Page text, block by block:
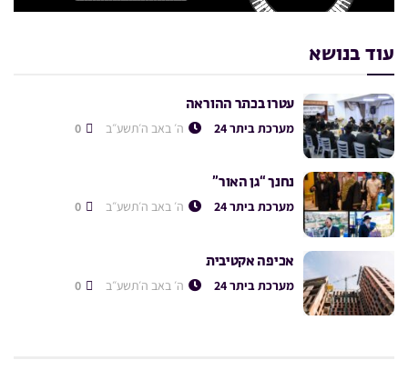
עוד בנושא
עטרו בכתר ההוראה
מערכת ביתר 24 ה׳ באב ה׳תשע״ב
נחנך “גן האור”
מערכת ביתר 24 ה׳ באב ה׳תשע״ב
אכיפה אקטיבית
מערכת ביתר 24 ה׳ באב ה׳תשע״ב